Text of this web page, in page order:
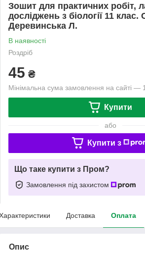
Зошит для практичних робіт,
досліджень з біології 11 клас.
Деревинська Л.
В наявності
Роздріб
45 ₴
Мінімальна сума замовлення на сайті —
Купити
або
Купити з
Що таке купити з Пром?
Замовлення під захистом
Доставка Оплата
Опис